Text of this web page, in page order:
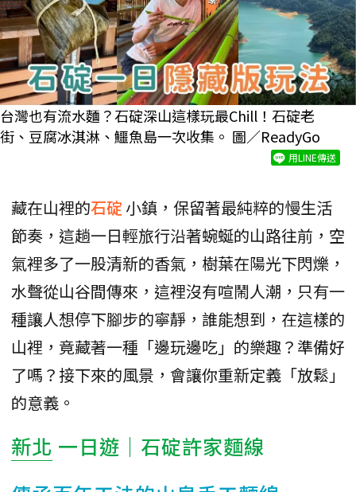
台灣也有流水麵？石碇深山這樣玩最Chill！石碇老
街、豆腐冰淇淋、鱷魚島一次收集。 圖／ReadyGo
用LINE傳送
藏在山裡的石碇 小鎮，保留著最純粹的慢生活
節奏，這趟一日輕旅行沿著蜿蜒的山路往前，空
氣裡多了一股清新的香氣，樹葉在陽光下閃爍，
水聲從山谷間傳來，這裡沒有喧鬧人潮，只有一
種讓人想停下腳步的寧靜，誰能想到，在這樣的
山裡，竟藏著一種「邊玩邊吃」的樂趣？準備好
了嗎？接下來的風景，會讓你重新定義「放鬆」
的意義。
新北 一日遊｜石碇許家麵線